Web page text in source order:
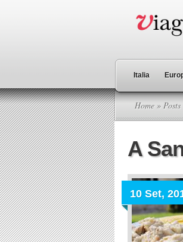
Italia
Home »
A
10 Set,